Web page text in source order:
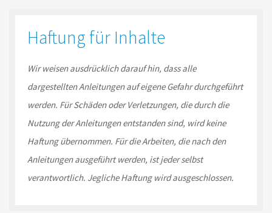
Haftung für Inhalte
Wir weisen ausdrücklich darauf hin, dass alle
dargestellten Anleitungen auf eigene Gefahr durchgeführt
werden. Für Schäden oder Verletzungen, die durch die
Nutzung der Anleitungen entstanden sind, wird keine
Haftung übernommen. Für die Arbeiten, die nach den
Anleitungen ausgeführt werden, ist jeder selbst
verantwortlich. Jegliche Haftung wird ausgeschlossen.